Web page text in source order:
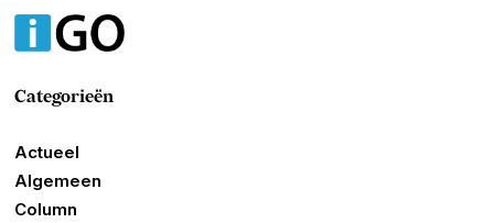
Categorieën
Actueel
Algemeen
Column